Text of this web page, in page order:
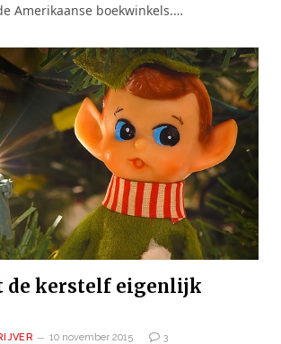
Amerikaanse boekwinkels.…
de kerstelf eigenlijk
10 november 2015 3